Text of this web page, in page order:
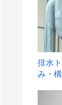
排水
み・